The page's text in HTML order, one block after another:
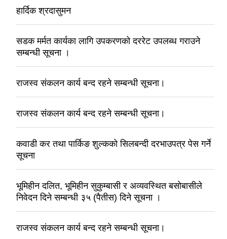
हार्दिक श्रदासुमन
सडक मर्मत कार्यका लागि उपकरणको दररेट उपलब्ध गराउने
सम्बन्धी सूचना ।
राजस्व संकलन कार्य बन्द रहने सम्बन्धी सूचना।
राजस्व संकलन कार्य बन्द रहने सम्बन्धी सूचना।
कवाडी कर तथा पार्किङ शुल्कको सिलबन्दी दरभाउपत्र पेस गर्ने
सूचना
भूमिहीन दलित, भूमिहीन सुकुम्बासी र अव्यवस्थित बसोबासीले
निवेदन दिने सम्बन्धी ३५ (पैतीस) दिने सूचना ।
राजस्व संकलन कार्य बन्द रहने सम्बन्धी सूचना।